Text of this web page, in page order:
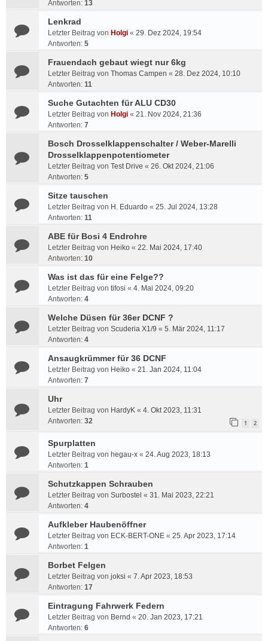
Antworten: 13
Lenkrad
Letzter Beitrag von Holgi « 29. Dez 2024, 19:54
Antworten: 5
Frauendach gebaut wiegt nur 6kg
Letzter Beitrag von Thomas Campen « 28. Dez 2024, 10:10
Antworten: 11
Suche Gutachten für ALU CD30
Letzter Beitrag von Holgi « 21. Nov 2024, 21:36
Antworten: 7
Bosch Drosselklappenschalter / Weber-Marelli
Drosselklappenpotentiometer
Letzter Beitrag von Test Drive « 26. Okt 2024, 21:06
Antworten: 5
Sitze tauschen
Letzter Beitrag von H. Eduardo « 25. Jul 2024, 13:28
Antworten: 11
ABE für Bosi 4 Endrohre
Letzter Beitrag von Heiko « 22. Mai 2024, 17:40
Antworten: 10
Was ist das für eine Felge??
Letzter Beitrag von tifosi « 4. Mai 2024, 09:20
Antworten: 4
Welche Düsen für 36er DCNF ?
Letzter Beitrag von Scuderia X1/9 « 5. Mär 2024, 11:17
Antworten: 4
Ansaugkrümmer für 36 DCNF
Letzter Beitrag von Heiko « 21. Jan 2024, 11:04
Antworten: 7
Uhr
Letzter Beitrag von HardyK « 4. Okt 2023, 11:31
Antworten: 32 1 2
Spurplatten
Letzter Beitrag von hegau-x « 24. Aug 2023, 18:13
Antworten: 1
Schutzkappen Schrauben
Letzter Beitrag von Surbostel « 31. Mai 2023, 22:21
Antworten: 4
Aufkleber Haubenöffner
Letzter Beitrag von ECK-BERT-ONE « 25. Apr 2023, 17:14
Antworten: 1
Borbet Felgen
Letzter Beitrag von joksi « 7. Apr 2023, 18:53
Antworten: 17
Eintragung Fahrwerk Federn
Letzter Beitrag von Bernd « 20. Jan 2023, 17:21
Antworten: 6